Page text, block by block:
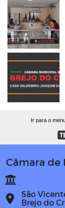
Ir para o
Câmara de
São
Brejo do